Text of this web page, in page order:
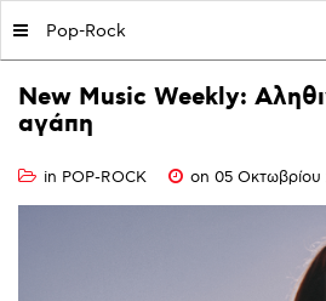
Pop-Rock
New Music Weekly:
αγάπη
in POP-ROCK on 05 Οκτωβρίου